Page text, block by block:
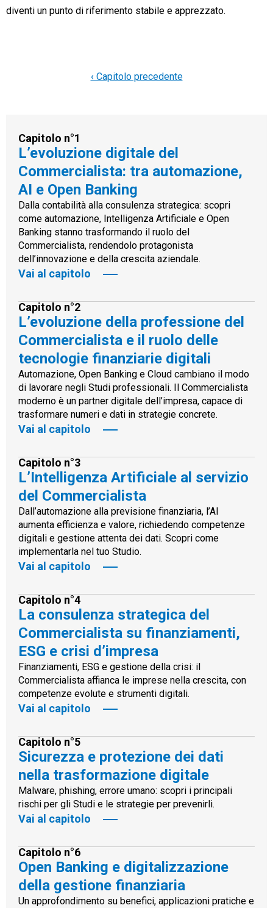
diventi un punto di riferimento stabile e apprezzato.
‹ Capitolo precedente
Capitolo n°1
L’evoluzione digitale del
Commercialista: tra automazione,
AI e Open Banking
Dalla contabilità alla consulenza strategica: scopri
come automazione, Intelligenza Artificiale e Open
Banking stanno trasformando il ruolo del
Commercialista, rendendolo protagonista
dell’innovazione e della crescita aziendale.
Vai al capitolo
Capitolo n°2
L’evoluzione della professione del
Commercialista e il ruolo delle
tecnologie finanziarie digitali
Automazione, Open Banking e Cloud cambiano il modo
di lavorare negli Studi professionali. Il Commercialista
moderno è un partner digitale dell’impresa, capace di
trasformare numeri e dati in strategie concrete.
Vai al capitolo
Capitolo n°3
L’Intelligenza Artificiale al servizio
del Commercialista
Dall’automazione alla previsione finanziaria, l’AI
aumenta efficienza e valore, richiedendo competenze
digitali e gestione attenta dei dati. Scopri come
implementarla nel tuo Studio.
Vai al capitolo
Capitolo n°4
La consulenza strategica del
Commercialista su finanziamenti,
ESG e crisi d’impresa
Finanziamenti, ESG e gestione della crisi: il
Commercialista affianca le imprese nella crescita, con
competenze evolute e strumenti digitali.
Vai al capitolo
Capitolo n°5
Sicurezza e protezione dei dati
nella trasformazione digitale
Malware, phishing, errore umano: scopri i principali
rischi per gli Studi e le strategie per prevenirli.
Vai al capitolo
Capitolo n°6
Open Banking e digitalizzazione
della gestione finanziaria
Un approfondimento su benefici, applicazioni pratiche e